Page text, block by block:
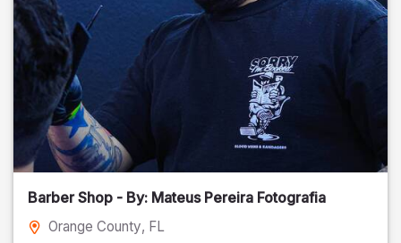
Barber Shop - By: Mateus Pereira Fotografia
Orange County, FL